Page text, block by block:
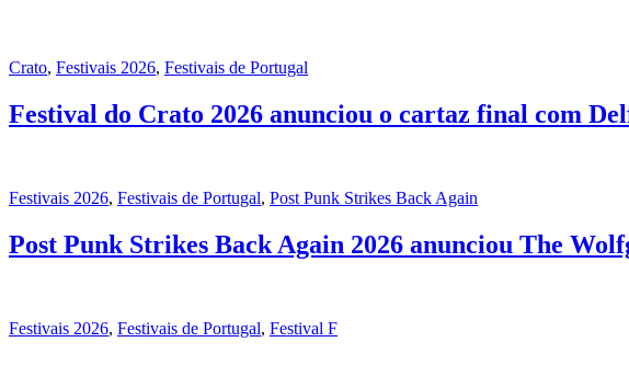
Crato, Festivais 2026, Festivais de Portugal
Festival do Crato 2026 anunciou o cartaz final com
Festivais 2026, Festivais de Portugal, Post Punk Strikes Back Again
Post Punk Strikes Back Again 2026 anunciou The
Festivais 2026, Festivais de Portugal, Festival F